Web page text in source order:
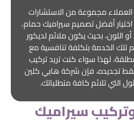
مجموعة من الاستشارات
أفضل تصميم سيراميك حمام،
اللون، بحيث يكون ملائم لديكور
تلك الخدمة بتكلفة تنافسية مع
لهذا سواء كنت تريد تركيب
تجديده، فإن شركة هابي كلين
التي تلائم كافة متطلباتك.
سيراميك